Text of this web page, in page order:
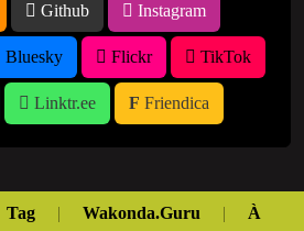
Github Instagram
Bluesky Flickr TikTok
Linktr.ee Friendica
Tag | Wakonda.Guru |
À